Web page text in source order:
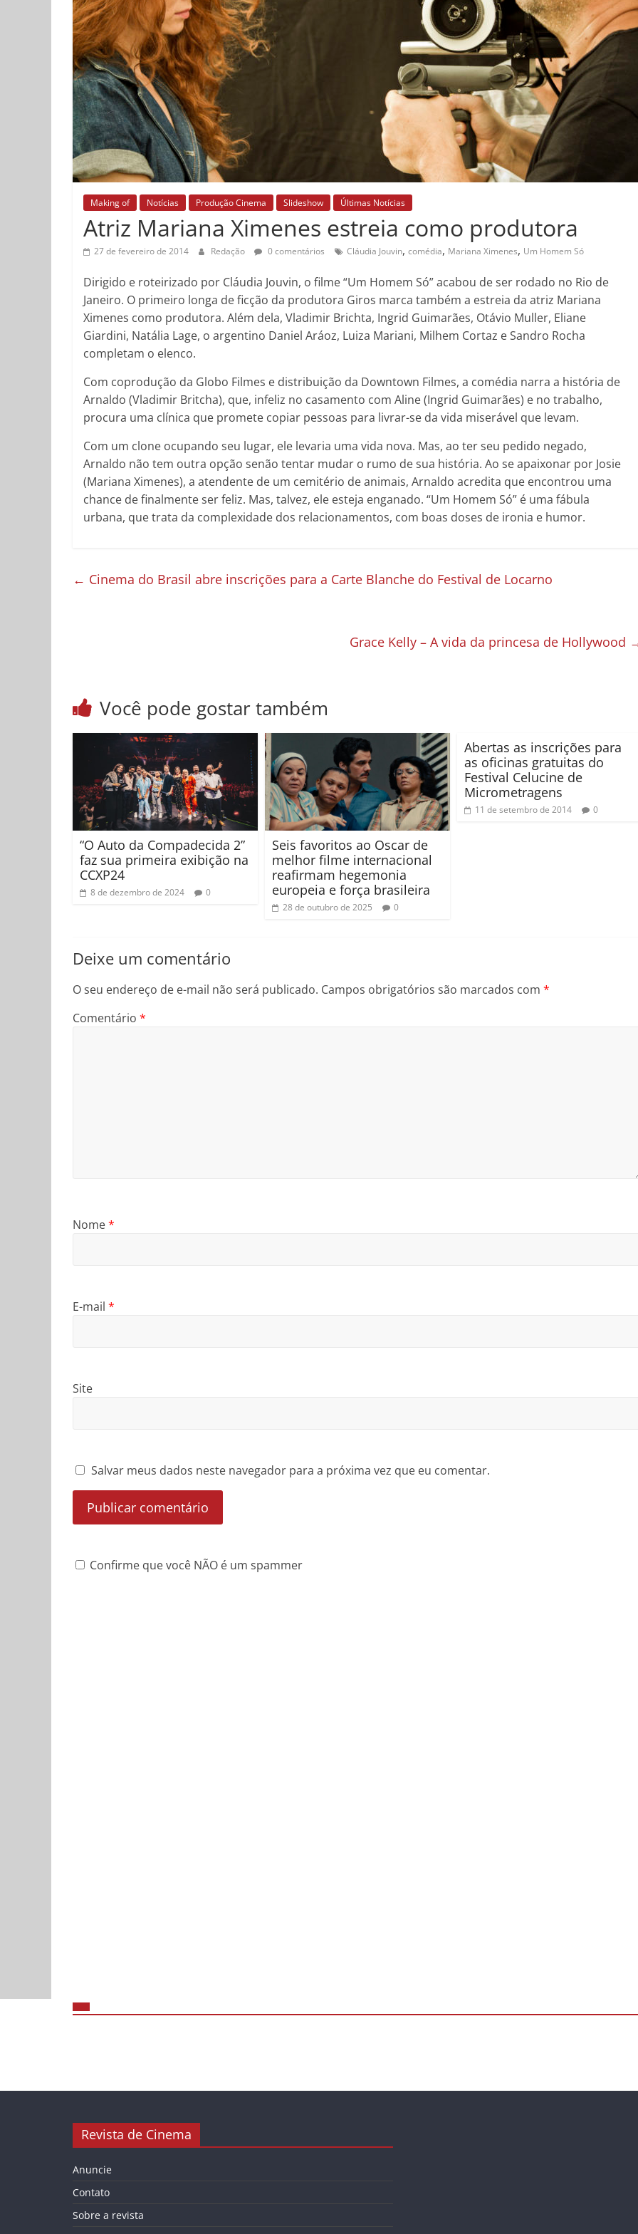
Making of Notícias Produção Cinema Slideshow Últimas Notícias
Atriz Mariana Ximenes estreia como produtora
27 de fevereiro de 2014 Redação 0 comentários Cláudia Jouvin, comédia, Mariana Ximenes, Um Homem Só
Dirigido e roteirizado por Cláudia Jouvin, o filme “Um Homem Só” acabou de ser rodado no Rio de
Janeiro. O primeiro longa de ficção da produtora Giros marca também a estreia da atriz Mariana
Ximenes como produtora. Além dela, Vladimir Brichta, Ingrid Guimarães, Otávio Muller, Eliane
Giardini, Natália Lage, o argentino Daniel Aráoz, Luiza Mariani, Milhem Cortaz e Sandro Rocha
completam o elenco.
Com coprodução da Globo Filmes e distribuição da Downtown Filmes, a comédia narra a história de
Arnaldo (Vladimir Britcha), que, infeliz no casamento com Aline (Ingrid Guimarães) e no trabalho,
procura uma clínica que promete copiar pessoas para livrar-se da vida miserável que levam.
Com um clone ocupando seu lugar, ele levaria uma vida nova. Mas, ao ter seu pedido negado,
Arnaldo não tem outra opção senão tentar mudar o rumo de sua história. Ao se apaixonar por Josie
(Mariana Ximenes), a atendente de um cemitério de animais, Arnaldo acredita que encontrou uma
chance de finalmente ser feliz. Mas, talvez, ele esteja enganado. “Um Homem Só” é uma fábula
urbana, que trata da complexidade dos relacionamentos, com boas doses de ironia e humor.
← Cinema do Brasil abre inscrições para a Carte Blanche do Festival de Locarno
Grace Kelly – A vida da princesa de Hollywood
Você pode gostar também
“O Auto da Compadecida 2”
faz sua primeira exibição na
CCXP24
8 de dezembro de 2024 0
Seis favoritos ao Oscar de
melhor filme internacional
reafirmam hegemonia
europeia e força brasileira
28 de outubro de 2025 0
Abertas as inscrições para
as oficinas gratuitas do
Festival Celucine de
Micrometragens
11 de setembro de 2014 0
Deixe um comentário
O seu endereço de e-mail não será publicado. Campos obrigatórios são marcados com *
Comentário *
Nome*
E-mail *
Site
Salvar meus dados neste navegador para a próxima vez que eu comentar.
Confirme que você NÃO é um spammer
Revista de Cinema
Anuncie
Contato
Sobre a revista